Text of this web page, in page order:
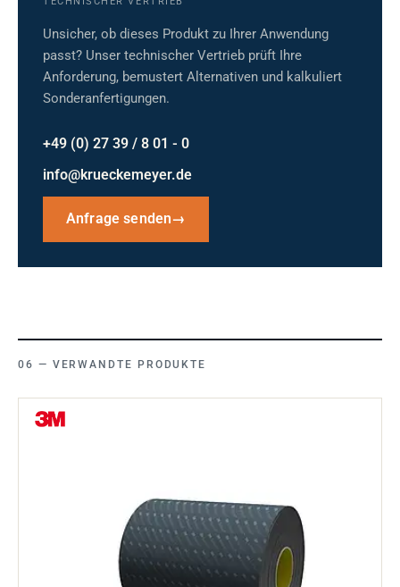
Unsicher, ob dieses Produkt zu Ihrer Anwendung
passt? Unser technischer Vertrieb prüft Ihre
Anforderung, bemustert Alternativen und kalkuliert
Sonderanfertigungen.
+49 (0) 27 39 / 8 01 - 0
info@krueckemeyer.de
Anfrage senden→
VERWANDTE PRODUKTE